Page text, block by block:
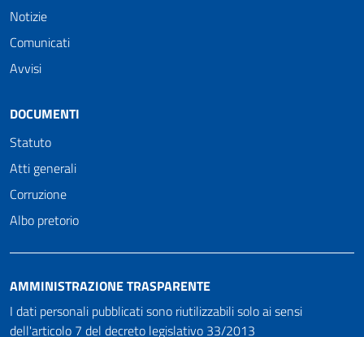
Notizie
Comunicati
Avvisi
DOCUMENTI
Statuto
Atti generali
Corruzione
Albo pretorio
AMMINISTRAZIONE TRASPARENTE
I dati personali pubblicati sono riutilizzabili solo ai sensi
dell'articolo 7 del decreto legislativo 33/2013